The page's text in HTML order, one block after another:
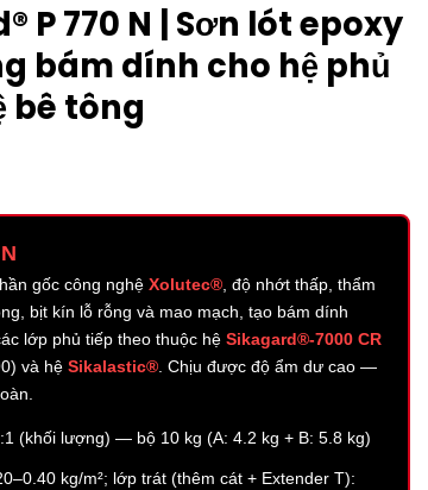
P 770 N | Sơn lót epoxy
bám dính cho hệ phủ
bê tông
gốc công nghệ Xolutec® , độ nhớt thấp, thẩm
bịt kín lỗ rỗng và mao mạch, tạo bám dính
lớp phủ tiếp theo thuộc hệ Sikagard®-7000 CR
và hệ Sikalastic® . Chịu được độ ẩm dư cao —
(khối lượng) — bộ 10 kg (A: 4.2 kg + B: 5.8 kg)
kg/m²; lớp trát (thêm cát + Extender T):